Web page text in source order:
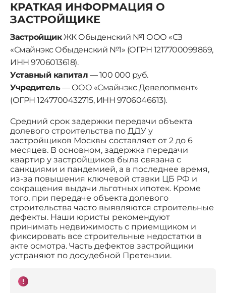
КРАТКАЯ ИНФОРМАЦИЯ О
ЗАСТРОЙЩИКЕ
ЗастройщикЖК Обыденский №1 ООО «СЗ
«Смайнэкс Обыденский №1» (ОГРН 1217700099869,
ИНН 9706013618).
Уставный капитал — 100 000 руб.
Учредитель— ООО «Смайнэкс Девелопмент»
(ОГРН 1247700432715, ИНН 9706046613).
Средний срок задержки передачи объекта
долевого строительства по ДДУ у
застройщиков Москвы составляет от 2 до 6
месяцев. В основном, задержка передачи
квартир у застройщиков была связана с
санкциями и пандемией, а в последнее время,
из-за повышения ключевой ставки ЦБ РФ и
сокращения выдачи льготных ипотек. Кроме
того, при передаче объекта долевого
строительства часто выявляются строительные
дефекты. Наши юристы рекомендуют
принимать недвижимость с приемщиком и
фиксировать все строительные недостатки в
акте осмотра. Часть дефектов застройщики
устраняют по досудебной Претензии.